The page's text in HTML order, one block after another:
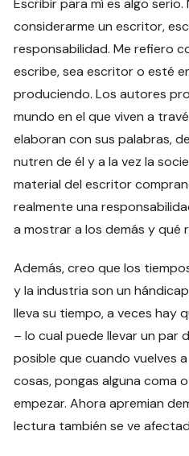
considerarme un escritor,
responsabilidad. Me refiero
escribe, sea escritor o esté
produciendo. Los autores
mundo en el que viven a
elaboran con sus palabras,
nutren de él y a la vez la
material del escritor
realmente una
a mostrar a los demás y qué
Además, creo que los
y la industria son un
lleva su tiempo, a veces hay
– lo cual puede llevar un par
posible que cuando vuelves
cosas, pongas alguna coma
empezar. Ahora apremian
lectura también se ve